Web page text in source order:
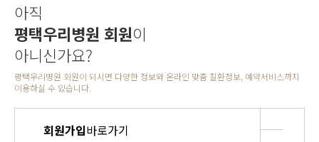
아직
평택우리병원 회원이
아니신가요?
평택우리병원 회원이 되시면 다양한 정보와 온라인 맞춤 질환정보, 예약서비스까지
이용하실 수 있습니다.
회원가입바로가기